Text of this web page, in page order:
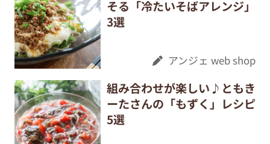
そる「冷たいそばアレンジ」
3選
アンジェ web shop
組み合わせが楽しい♪ともき
ーたさんの「もずく」レシピ
5選